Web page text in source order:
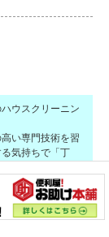
ウスクリーニン
い専門技術を習
気持ちで「丁